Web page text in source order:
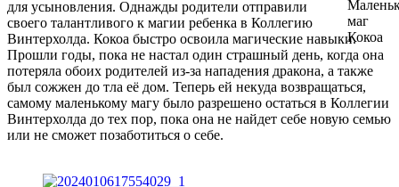
для усыновления. Однажды родители отправили
своего талантливого к магии ребенка в Коллегию
Винтерхолда. Кокоа быстро освоила магические навыки.
Прошли годы, пока не настал один страшный день, когда она
потеряла обоих родителей из-за нападения дракона, а также
был сожжен до тла её дом. Теперь ей некуда возвращаться,
самому маленькому магу было разрешено остаться в Коллегии
Винтерхолда до тех пор, пока она не найдет себе новую семью
или не сможет позаботиться о себе.